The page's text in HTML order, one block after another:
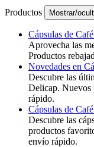
Productos Mostrar/
Cápsulas de
Aprovecha las
Productos
Novedades en
Descubre las
Delicap. Nuevos
rápido.
Cápsulas de
Descubre las
productos
envío rápido.